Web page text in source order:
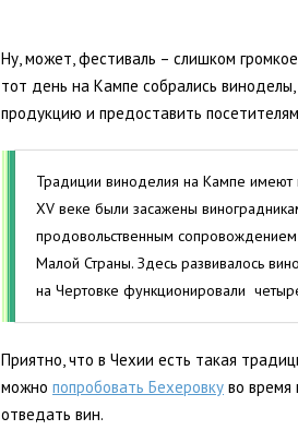
Ну, может, фестиваль – слишком
тот день на Кампе собрались
продукцию и предоставить
Традиции виноделия на Кампе имеют
XV веке были засажены
продовольственным
Малой Страны. Здесь развивалось
на Чертовке функционировали
Приятно, что в Чехии есть такая
можно попробовать Бехеровку во время
отведать вин.